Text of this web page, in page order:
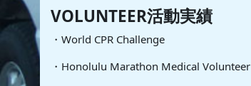
VOLUNTEER活動実績
・World CPR Challenge
・Honolulu Marathon Medical Volunteer